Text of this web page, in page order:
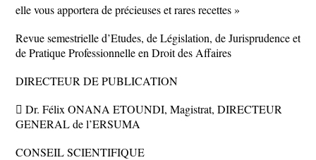
elle vous apportera de précieuses et rares recettes »
Revue semestrielle d’Etudes, de Législation, de Jurisprudence et
de Pratique Professionnelle en Droit des Affaires
DIRECTEUR DE PUBLICATION
 Dr. Félix ONANA ETOUNDI, Magistrat, DIRECTEUR
GENERAL de l’ERSUMA
CONSEIL SCIENTIFIQUE